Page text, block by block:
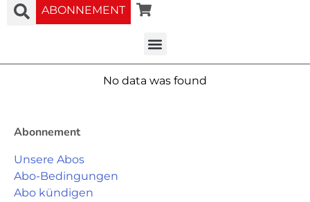
ABONNEMENT
No data was found
Abonnement
Unsere Abos
Abo-Bedingungen
Abo kündigen